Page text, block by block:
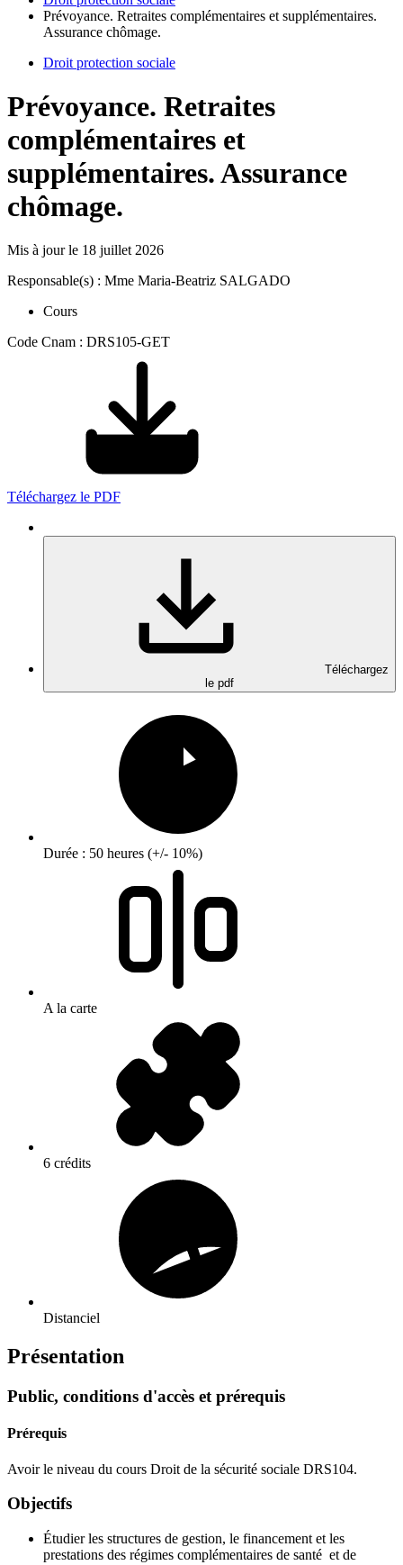
Prévoyance. Retraites complémentaires et supplémentaires.
Assurance chômage.
Droit protection sociale
Prévoyance. Retraites
complémentaires et
supplémentaires. Assurance
chômage.
Mis à jour le 18 juillet 2026
Responsable(s) : Mme Maria-Beatriz SALGADO
Cours
Code Cnam : DRS105-GET
Téléchargez le PDF
Téléchargez
le pdf
Durée : 50 heures (+/- 10%)
A la carte
6 crédits
Distanciel
Présentation
Public, conditions d'accès et prérequis
Prérequis
Avoir le niveau du cours Droit de la sécurité sociale DRS104.
Objectifs
Étudier les structures de gestion, le financement et les
prestations des régimes complémentaires de santé et de